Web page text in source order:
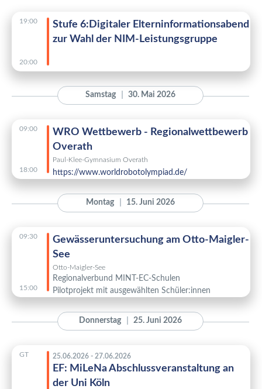
19:00
20:00
Stufe 6:Digitaler Elterninformationsabend
zur Wahl der NIM-Leistungsgruppe
Samstag 30. Mai 2026
09:00
18:00
WRO Wettbewerb - Regionalwettbewerb
Overath
Paul-Klee-Gymnasium Overath
https://www.worldrobotolympiad.de/
Montag 15. Juni 2026
09:30
15:00
Gewässeruntersuchung am Otto-Maigler-
See
Otto-Maigler-See
Regionalverbund MINT-EC-Schulen
Pilotprojekt mit ausgewählten Schüler:innen
Donnerstag 25. Juni 2026
GT 25.06.2026 - 27.06.2026
EF: MiLeNa Abschlussveranstaltung an
der Uni Köln